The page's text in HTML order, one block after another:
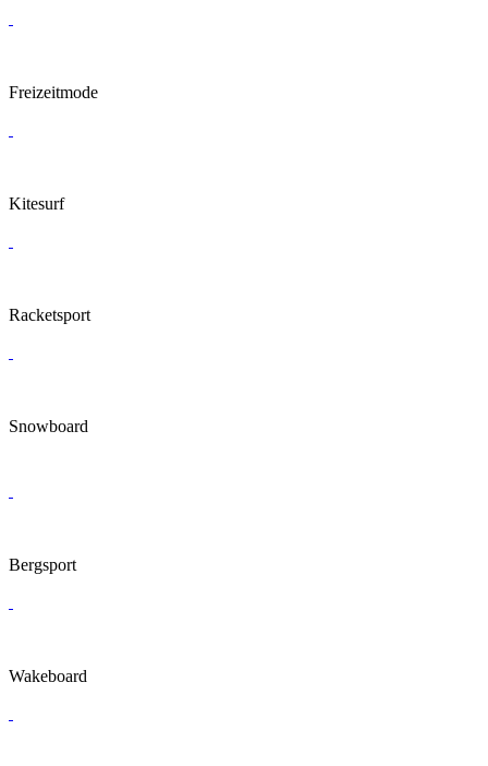
Freizeitmode
Kitesurf
Racketsport
Snowboard
Bergsport
Wakeboard